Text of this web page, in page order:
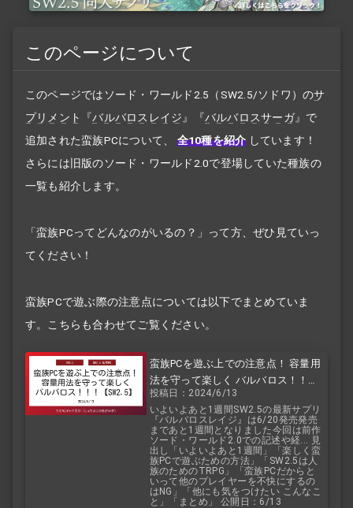
このページについて
このページではソード・ワールド2.5（SW2.5/ソドワ）のサ
プリメント
『バルバロスレイジ』『バルバロスサーガ』で
追加された蛮族PCについて、
全10種を紹介 しています！
さらには旧版のソード・ワールド2.0で登場していた種族の
一覧も紹介します。
「蛮族PCってどんなのがいるの？」って方、ぜひ見ていっ
てください！
蛮族PCで遊ぶ際の注意点については以下でまとめていま
す。こちらも合わせてご覧ください。
蛮族PCを遊ぶ上での注意点！ 容量用
法を守って楽しく バルバロス！！！
【SW2.5】 バルバロスレイジ
投稿日：2024/6/13
いよいよあと1週間SW2.5の最新サプリ
『バルバロスレイジ』は6/20発売発売
まであと1週間となりました今回は前作
ソード・ワールド2.0での記述や経... 見
出し「いよいよあと1週間」「楽しく蛮
族PCで遊ぶための方法」「SW2.5は人
族のためのTRPG」「蛮族PCだからと
いって他のプレイヤーを不快にするの
はNG」「他にも気をつけたい こんなこ
と」「まとめ」 公開日：6/13